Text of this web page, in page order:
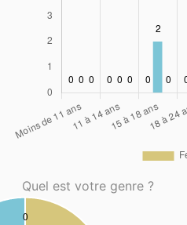
Quel est votre genre ?